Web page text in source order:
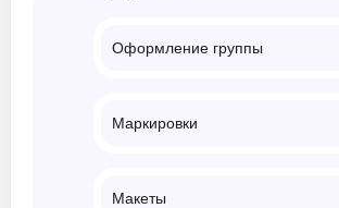
Оформление группы
Маркировки
Макеты